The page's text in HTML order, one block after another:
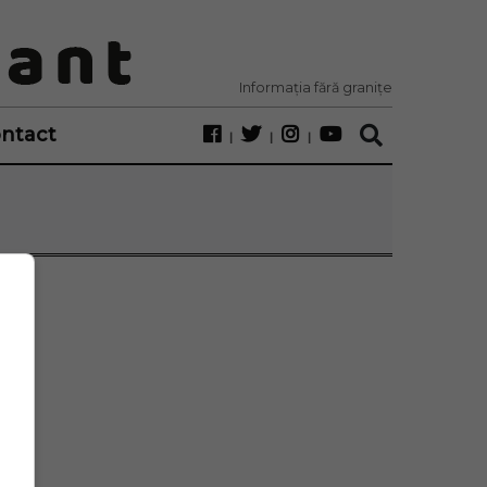
Informația fără granițe